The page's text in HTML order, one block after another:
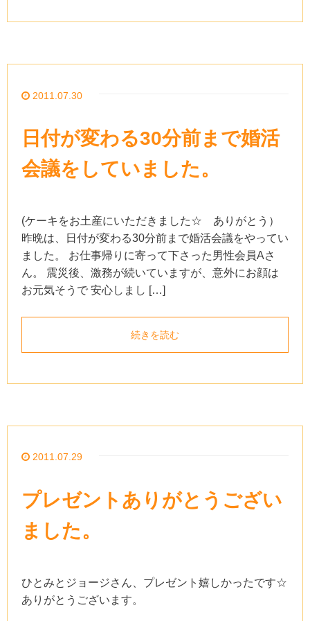
2011.07.30
日付が変わる30分前まで婚活
会議をしていました。
(ケーキをお土産にいただきました☆ ありがとう）
昨晩は、日付が変わる30分前まで婚活会議をやってい
ました。 お仕事帰りに寄って下さった男性会員Aさ
ん。 震災後、激務が続いていますが、意外にお顔は
お元気そうで 安心しまし […]
続きを読む
2011.07.29
プレゼントありがとうござい
ました。
ひとみとジョージさん、プレゼント嬉しかったです☆
ありがとうございます。